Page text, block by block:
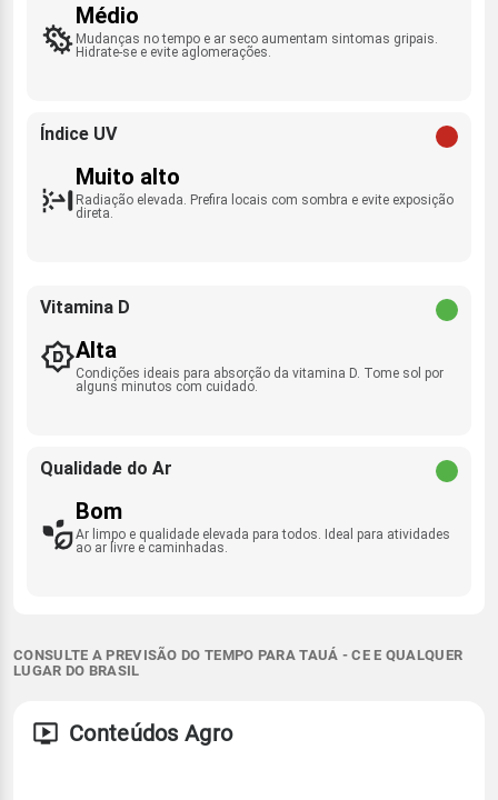
Médio
Mudanças no tempo e ar seco aumentam sintomas gripais.
Hidrate-se e evite aglomerações.
Índice UV
Muito alto
Radiação elevada. Prefira locais com sombra e evite exposição
direta.
Vitamina D
Alta
Condições ideais para absorção da vitamina D. Tome sol por
alguns minutos com cuidado.
Qualidade do Ar
Bom
Ar limpo e qualidade elevada para todos. Ideal para atividades
ao ar livre e caminhadas.
CONSULTE A PREVISÃO DO TEMPO PARA TAUÁ - CE E QUALQUER
LUGAR DO BRASIL
Conteúdos Agro